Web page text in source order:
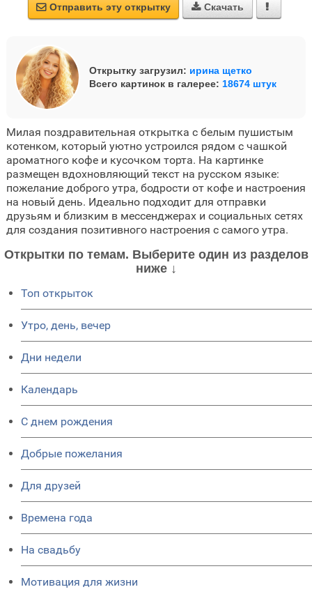
 Отправить эту открытку  Скачать 
Открытку загрузил: ирина щетко
Всего картинок в галерее: 18674 штук
Милая поздравительная открытка с белым пушистым
котенком, который уютно устроился рядом с чашкой
ароматного кофе и кусочком торта. На картинке
размещен вдохновляющий текст на русском языке:
пожелание доброго утра, бодрости от кофе и настроения
на новый день. Идеально подходит для отправки
друзьям и близким в мессенджерах и социальных сетях
для создания позитивного настроения с самого утра.
Открытки по темам. Выберите один из разделов
ниже ↓
Топ открыток
Утро, день, вечер
Дни недели
Календарь
C днем рождения
Добрые пожелания
Для друзей
Времена года
На свадьбу
Мотивация для жизни